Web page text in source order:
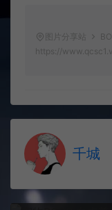
图片分享站
https://
千城